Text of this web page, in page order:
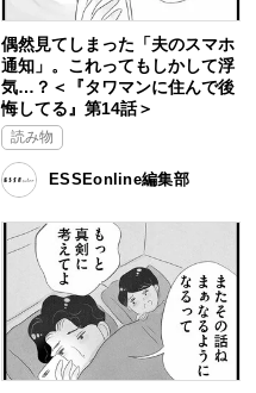
偶然見てしまった「夫のスマホ
通知」。これってもしかして浮
気…？＜『タワマンに住んで後
悔してる』第14話＞
読み物
ESSEonline編集部